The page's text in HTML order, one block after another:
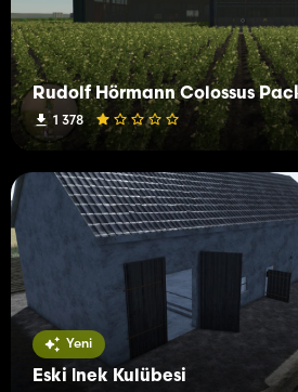
Rudolf Hörmann Colossus
1 378
Yeni
Eski İnek Kulübesi